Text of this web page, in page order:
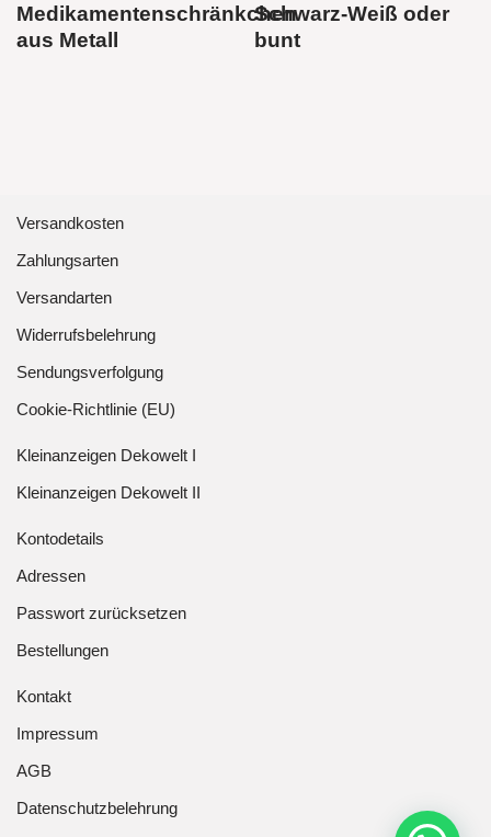
Medikamentenschränkchen
aus Metall
Schwarz-Weiß oder
bunt
Versandkosten
Zahlungsarten
Versandarten
Widerrufsbelehrung
Sendungsverfolgung
Cookie-Richtlinie (EU)
Kleinanzeigen Dekowelt I
Kleinanzeigen Dekowelt II
Kontodetails
Adressen
Passwort zurücksetzen
Bestellungen
Kontakt
Impressum
AGB
Datenschutzbelehrung